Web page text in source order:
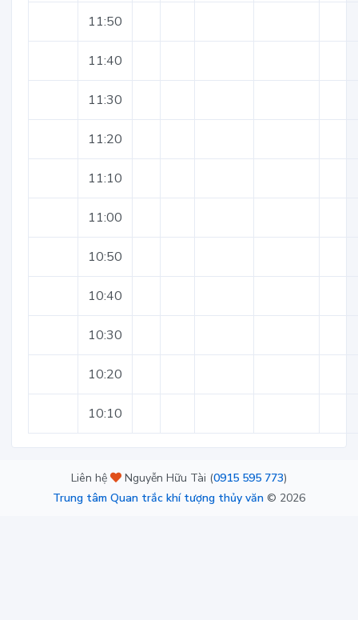
11:50
11:40
11:30
11:20
11:10
11:00
10:50
10:40
10:30
10:20
10:10
Liên hệ Nguyễn Hữu Tài (0915 595 773)
Trung tâm Quan trắc khí tượng thủy văn © 2026